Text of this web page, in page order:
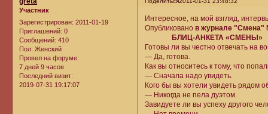
Участник
Зарегистрирован: 2011-01-19
Приглашений: 0
Сообщений: 410
Пол: Женский
Провел на форуме:
7 дней 9 часов
Последний визит:
2019-07-31 19:17:07
Интересное, на мой взгляд,
Опубликованов журнале "Смена"
БЛИЦ-АНКЕТА «СМЕНЫ»
Готовы ли вы честно отвечать на
— Да, готова.
Как вы относитесь к тому, что
— Сначала надо увидеть.
Кого бы вы хотели увидеть рядом
— Никогда не пела дуэтом.
Завидуете ли вы успеху другого